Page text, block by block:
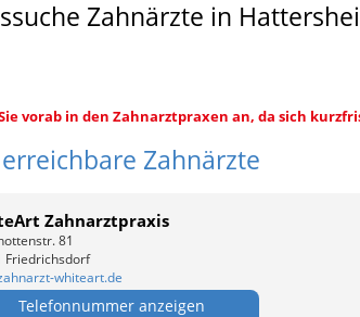
Zahnärzte in
vorab in den Zahnarztpraxen an, da sich
Zahnärzte
Zahnarztpraxis
81
Friedrichsdorf
whiteart.de
Telefonnummer anzeigen